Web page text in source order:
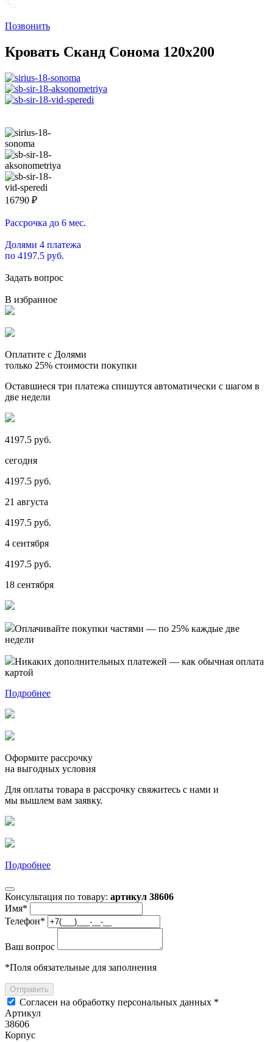
Позвонить
Кровать Сканд Сонома 120х200
16790 ₽
Рассрочка до 6 мес.
Долями 4 платежа
по 4197.5 руб.
Задать вопрос
В избранное
Оплатите с Долями
только 25% стоимости покупки
Оставшиеся три платежа спишутся автоматически с шагом в
две недели
4197.5 руб.
сегодня
4197.5 руб.
21 августа
4197.5 руб.
4 сентября
4197.5 руб.
18 сентября
Оплачивайте покупки частями — по 25% каждые две
недели
Никаких дополнительных платежей — как обычная оплата
картой
Подробнее
Оформите рассрочку
на выгодных условия
Для оплаты товара в рассрочку свяжитесь с нами и
мы вышлем вам заявку.
Подробнее
Консультация по товару: артикул 38606
Имя*
Телефон*
Ваш вопрос
*Поля обязательные для заполнения
Отправить
Согласен на обработку персональных данных *
Артикул
38606
Корпус